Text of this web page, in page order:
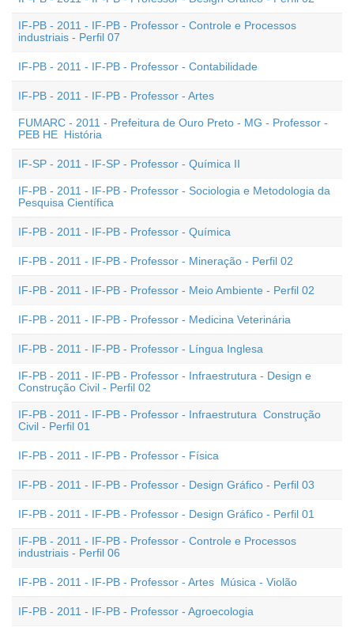
IF-PB - 2011 - IF-PB - Professor - Controle e Processos
industriais - Perfil 07
IF-PB - 2011 - IF-PB - Professor - Contabilidade
IF-PB - 2011 - IF-PB - Professor - Artes
FUMARC - 2011 - Prefeitura de Ouro Preto - MG - Professor -
PEB HE  História
IF-SP - 2011 - IF-SP - Professor - Química II
IF-PB - 2011 - IF-PB - Professor - Sociologia e Metodologia da
Pesquisa Científica
IF-PB - 2011 - IF-PB - Professor - Química
IF-PB - 2011 - IF-PB - Professor - Mineração - Perfil 02
IF-PB - 2011 - IF-PB - Professor - Meio Ambiente - Perfil 02
IF-PB - 2011 - IF-PB - Professor - Medicina Veterinária
IF-PB - 2011 - IF-PB - Professor - Língua Inglesa
IF-PB - 2011 - IF-PB - Professor - Infraestrutura - Design e
Construção Civil - Perfil 02
IF-PB - 2011 - IF-PB - Professor - Infraestrutura  Construção
Civil - Perfil 01
IF-PB - 2011 - IF-PB - Professor - Física
IF-PB - 2011 - IF-PB - Professor - Design Gráfico - Perfil 03
IF-PB - 2011 - IF-PB - Professor - Design Gráfico - Perfil 01
IF-PB - 2011 - IF-PB - Professor - Controle e Processos
industriais - Perfil 06
IF-PB - 2011 - IF-PB - Professor - Artes  Música - Violão
IF-PB - 2011 - IF-PB - Professor - Agroecologia